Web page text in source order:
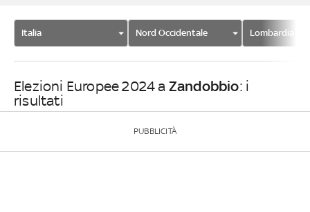
Italia Nord Occidentale Lombardia
Elezioni Europee 2024 a Zandobbio: i
risultati
PUBBLICITÀ